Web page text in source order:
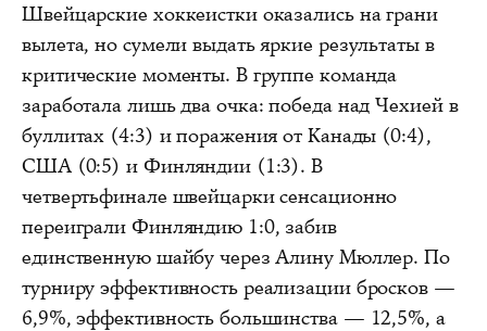
Швейцарские хоккеистки оказались на грани
вылета, но сумели выдать яркие результаты в
критические моменты. В группе команда
заработала лишь два очка: победа над Чехией в
буллитах (4:3) и поражения от Канады (0:4),
США (0:5) и Финляндии (1:3). В
четвертьфинале швейцарки сенсационно
переиграли Финляндию 1:0, забив
единственную шайбу через Алину Мюллер. По
турниру эффективность реализации бросков —
6,9%, эффективность большинства — 12,5%, а